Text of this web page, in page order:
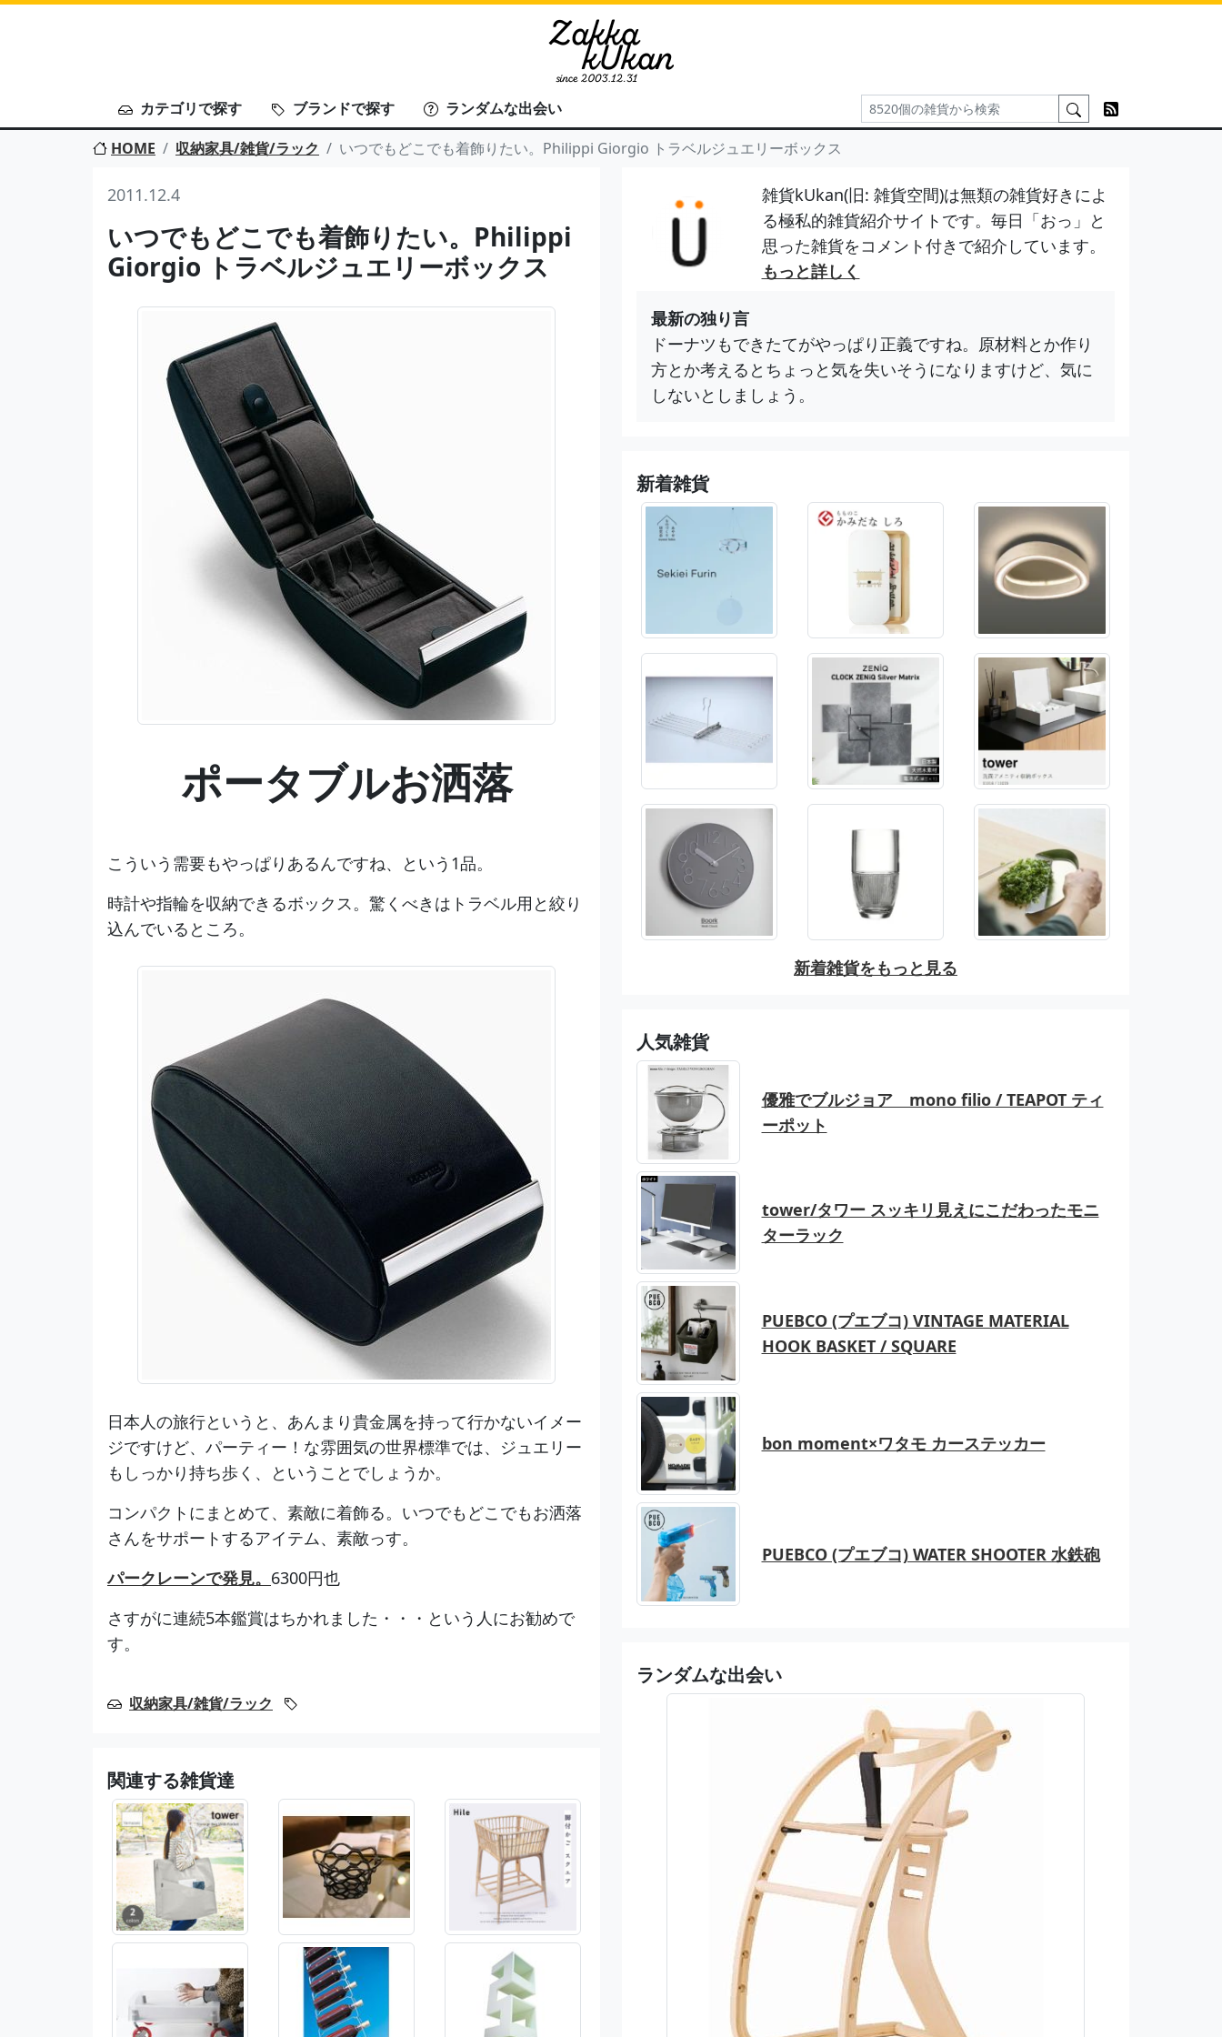
カテゴリで探す ブランドで探す
ランダムな出会い
HOME
収納家具/雑貨/ラック いつでもどこでも着飾りたい。Philippi Giorgio トラベルジュエリーボックス
2011.12.4
いつでもどこでも着飾りたい。Philippi
Giorgio トラベルジュエリーボックス
ポータブルお洒落
こういう需要もやっぱりあるんですね、という1品。
時計や指輪を収納できるボックス。驚くべきはトラベル用と絞り
込んでいるところ。
日本人の旅行というと、あんまり貴金属を持って行かないイメー
ジですけど、パーティー！な雰囲気の世界標準では、ジュエリー
もしっかり持ち歩く、ということでしょうか。
コンパクトにまとめて、素敵に着飾る。いつでもどこでもお洒落
さんをサポートするアイテム、素敵っす。
パークレーンで発見。 6300円也
さすがに連続5本鑑賞はちかれました・・・という人にお勧めで
す。
収納家具/雑貨/ラック
関連する雑貨達
雑貨kUkan(旧: 雑貨空間)は無類の雑貨好きによ
る極私的雑貨紹介サイトです。毎日「おっ」と
思った雑貨をコメント付きで紹介しています。
もっと詳しく
最新の独り言
ドーナツもできたてがやっぱり正義ですね。原材料とか作り
方とか考えるとちょっと気を失いそうになりますけど、気に
しないとしましょう。
新着雑貨
新着雑貨をもっと見る
人気雑貨
優雅でブルジョア mono filio / TEAPOT ティ
ーポット
tower/タワー スッキリ見えにこだわったモニ
ターラック
PUEBCO (プエブコ) VINTAGE MATERIAL
HOOK BASKET / SQUARE
bon moment×ワタモ カーステッカー
PUEBCO (プエブコ) WATER SHOOTER 水鉄砲
ランダムな出会い